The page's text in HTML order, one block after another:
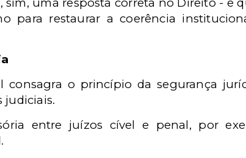
para restaurar a coerência
consagra o princípio da segurança
judiciais.
entre juízos cível e penal, por